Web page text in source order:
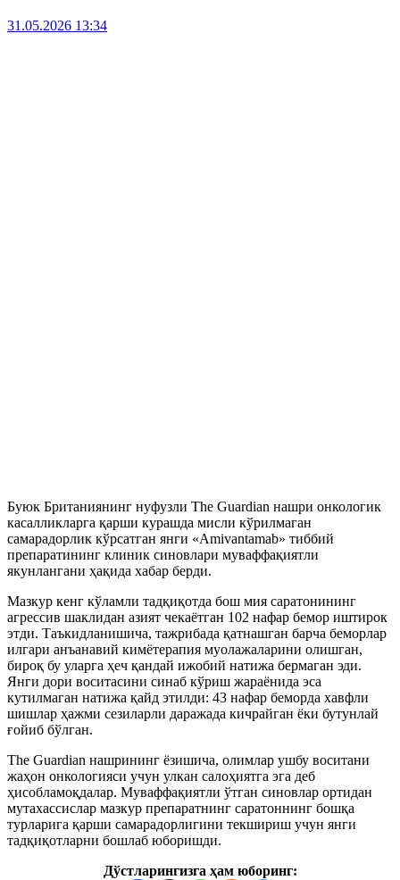
31.05.2026 13:34
Буюк Британиянинг нуфузли The Guardian нашри онкологик
касалликларга қарши курашда мисли кўрилмаган
самарадорлик кўрсатган янги «Amivantamab» тиббий
препаратининг клиник синовлари муваффақиятли
якунлангани ҳақида хабар берди.
Мазкур кенг кўламли тадқиқотда бош мия саратонининг
агрессив шаклидан азият чекаётган 102 нафар бемор иштирок
этди. Таъкидланишича, тажрибада қатнашган барча беморлар
илгари анъанавий кимётерапия муолажаларини олишган,
бироқ бу уларга ҳеч қандай ижобий натижа бермаган эди.
Янги дори воситасини синаб кўриш жараёнида эса
кутилмаган натижа қайд этилди: 43 нафар беморда хавфли
шишлар ҳажми сезиларли даражада кичрайган ёки бутунлай
ғойиб бўлган.
The Guardian нашрининг ёзишича, олимлар ушбу воситани
жаҳон онкологияси учун улкан салоҳиятга эга деб
ҳисобламоқдалар. Муваффақиятли ўтган синовлар ортидан
мутахассислар мазкур препаратнинг саратоннинг бошқа
турларига қарши самарадорлигини текшириш учун янги
тадқиқотларни бошлаб юборишди.
Дўстларингизга ҳам юборинг: